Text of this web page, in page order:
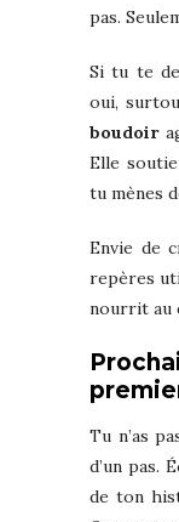
pas.
Si tu te
oui,
boudoir
Elle
tu mènes
Envie de
repères
nourrit au
Tu n’as
d’un pas.
de ton